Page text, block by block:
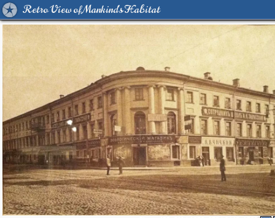
Retro View of Mankind's Habitat